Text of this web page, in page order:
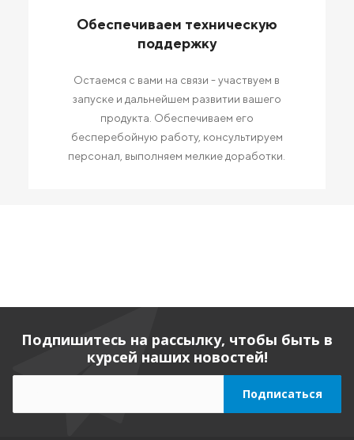
Обеспечиваем техническую
поддержку
Остаемся с вами на связи - участвуем в
запуске и дальнейшем развитии вашего
продукта. Обеспечиваем его
бесперебойную работу, консультируем
персонал, выполняем мелкие доработки.
Подпишитесь на рассылку, чтобы быть в
курсей наших новостей!